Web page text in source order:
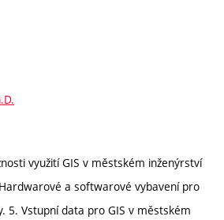
využití GIS v městském inženýrství
a softwarové vybavení pro
5. Vstupní data pro GIS v městském